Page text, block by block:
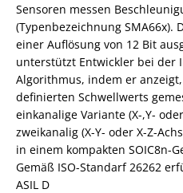
Sensoren messen
(Typenbezeichnung SMA66x).
einer Auflösung von 12 Bit
unterstützt Entwickler bei der
Algorithmus, indem er
definierten Schwellwerts
einkanalige Variante (X-,Y-
zweikanalig (X-Y- oder X-Z-
in einem kompakten SOIC8n-
Gemäß ISO-Standarf 26262
ASIL D